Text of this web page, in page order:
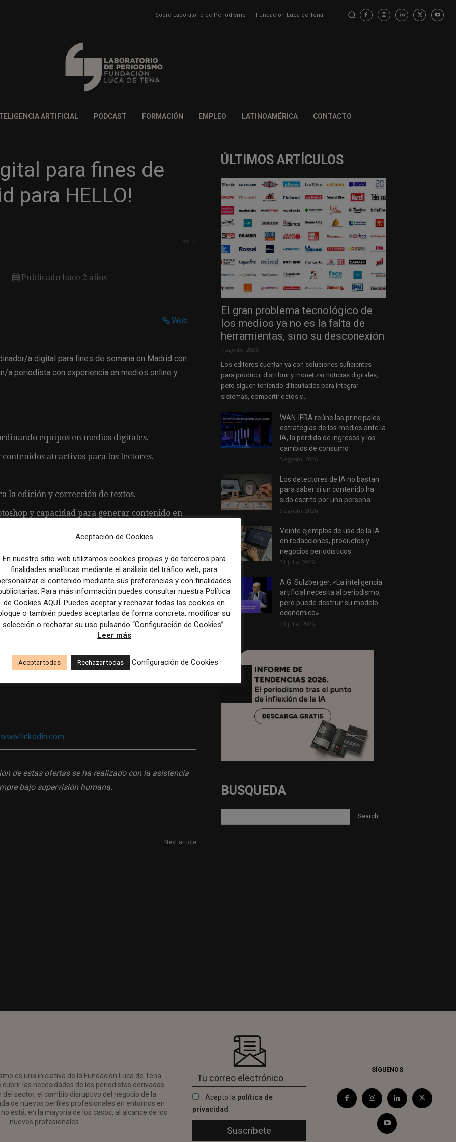
Sobre Laboratorio de Periodismo Fundación Luca de Tena
ARTIFICIAL PODCAST FORMACIÓN EMPLEO LATINOAMÉRICA CONTACTO
para fines de
para HELLO!
Publicado hace 2 años
Web
a digital para fines de semana en Madrid con
a periodista con experiencia en medios online y
equipos en medios digitales.
atractivos para los lectores.
la edición y corrección de textos.
y capacidad para generar contenido en
Analytics y Chartbeat.
Audiovisual o Marketing Digital.
y viernes de 12:00 a 20:00, y sábados, domingos
www.linkedin.com
de estas ofertas se ha realizado con la asistencia
bajo supervisión humana.
Next article
ÚLTIMOS ARTÍCULOS
El gran problema tecnológico de
los medios ya no es la falta de
herramientas, sino su desconexión
7 agosto, 2026
Los editores cuentan ya con soluciones suficientes
para producir, distribuir y monetizar noticias digitales,
pero siguen teniendo dificultades para integrar
sistemas, compartir datos y...
WAN-IFRA reúne las principales
estrategias de los medios ante la
IA, la pérdida de ingresos y los
cambios de consumo
5 agosto, 2026
Los detectores de IA no bastan
para saber si un contenido ha
sido escrito por una persona
3 agosto, 2026
Veinte ejemplos de uso de la IA
en redacciones, productos y
negocios periodísticos
31 julio, 2026
A.G. Sulzberger: «La inteligencia
artificial necesita al periodismo,
pero puede destruir su modelo
económico»
30 julio, 2026
BUSQUEDA
es una iniciativa de la Fundación Luca de Tena
las necesidades de los periodistas derivadas
sector, el cambio disruptivo del negocio de la
de nuevos perfiles profesionales en entornos en
está, en la mayoría de los casos, al alcance de los
nuevos profesionales.
Acepto la política de
privacidad
SÍGUENOS
Aceptación de Cookies
En nuestro sitio web utilizamos cookies propias y de terceros para
finalidades analíticas mediante el análisis del tráfico web, para
el contenido mediante sus preferencias y con finalidades
Para más información puedes consultar nuestra Política
de Cookies AQUÍ. Puedes aceptar y rechazar todas las cookies en
o también puedes aceptarlas de forma concreta, modificar su
selección o rechazar su uso pulsando “Configuración de Cookies”.
Leer más
Aceptar todas Rechazar todas Configuración de Cookies